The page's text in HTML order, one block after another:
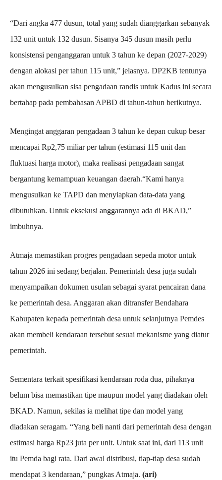
“Dari angka 477 dusun, total yang sudah dianggarkan sebanyak
132 unit untuk 132 dusun. Sisanya 345 dusun masih perlu
konsistensi penganggaran untuk 3 tahun ke depan (2027-2029)
dengan alokasi per tahun 115 unit,” jelasnya. DP2KB tentunya
akan mengusulkan sisa pengadaan randis untuk Kadus ini secara
bertahap pada pembahasan APBD di tahun-tahun berikutnya.
Mengingat anggaran pengadaan 3 tahun ke depan cukup besar
mencapai Rp2,75 miliar per tahun (estimasi 115 unit dan
fluktuasi harga motor), maka realisasi pengadaan sangat
bergantung kemampuan keuangan daerah.“Kami hanya
mengusulkan ke TAPD dan menyiapkan data-data yang
dibutuhkan. Untuk eksekusi anggarannya ada di BKAD,”
imbuhnya.
Atmaja memastikan progres pengadaan sepeda motor untuk
tahun 2026 ini sedang berjalan. Pemerintah desa juga sudah
menyampaikan dokumen usulan sebagai syarat pencairan dana
ke pemerintah desa. Anggaran akan ditransfer Bendahara
Kabupaten kepada pemerintah desa untuk selanjutnya Pemdes
akan membeli kendaraan tersebut sesuai mekanisme yang diatur
pemerintah.
Sementara terkait spesifikasi kendaraan roda dua, pihaknya
belum bisa memastikan tipe maupun model yang diadakan oleh
BKAD. Namun, sekilas ia melihat tipe dan model yang
diadakan seragam. “Yang beli nanti dari pemerintah desa dengan
estimasi harga Rp23 juta per unit. Untuk saat ini, dari 113 unit
itu Pemda bagi rata. Dari awal distribusi, tiap-tiap desa sudah
mendapat 3 kendaraan,” pungkas Atmaja. (ari)